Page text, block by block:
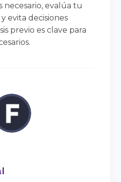
necesario, evalúa tu
evita decisiones
previo es clave para